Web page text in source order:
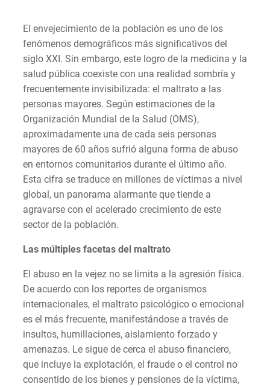
El envejecimiento de la población es uno de los
fenómenos demográficos más significativos del
siglo XXI. Sin embargo, este logro de la medicina y la
salud pública coexiste con una realidad sombría y
frecuentemente invisibilizada: el maltrato a las
personas mayores. Según estimaciones de la
Organización Mundial de la Salud (OMS),
aproximadamente una de cada seis personas
mayores de 60 años sufrió alguna forma de abuso
en entornos comunitarios durante el último año.
Esta cifra se traduce en millones de víctimas a nivel
global, un panorama alarmante que tiende a
agravarse con el acelerado crecimiento de este
sector de la población.
Las múltiples facetas del maltrato
El abuso en la vejez no se limita a la agresión física.
De acuerdo con los reportes de organismos
internacionales, el maltrato psicológico o emocional
es el más frecuente, manifestándose a través de
insultos, humillaciones, aislamiento forzado y
amenazas. Le sigue de cerca el abuso financiero,
que incluye la explotación, el fraude o el control no
consentido de los bienes y pensiones de la víctima,